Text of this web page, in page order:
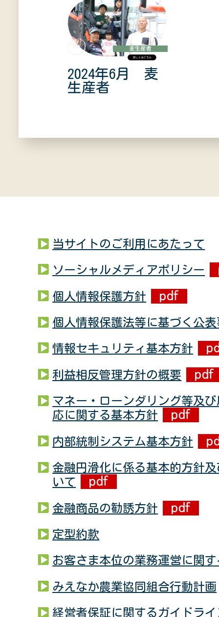
2024年6月 麦
生産者
当サイトのご利用にあたって
ソーシャルメディアポリシー
個人情報保護方針
個人情報保護法等に基づく公
情報セキュリティ基本方針
利益相反管理方針の概要
マネー・ローンダリング等及
応に関する基本方針
内部統制システム基本方針
金融円滑化に係る基本的方針
いて
金融商品の勧誘方針
定型約款
お客さま本位の業務運営に関
みえなか農業協同組合行動計画
経営者保証に関するガイドラ